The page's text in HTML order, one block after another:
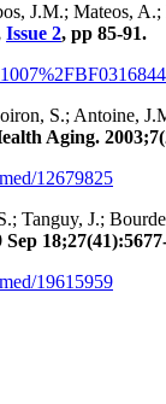
J.M.; Mateos, A.;
Issue 2, pp 85-91.
S.; Antoine,
Aging.
12679825
Tanguy, J.;
Sep
19615959